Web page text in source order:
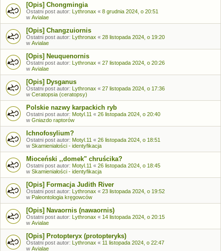
[Opis] Chongmingia
Ostatni post autor: Lythronax « 8 grudnia 2024, o 20:51
w Avialae
[Opis] Changzuiornis
Ostatni post autor: Lythronax « 28 listopada 2024, o 19:20
w Avialae
[Opis] Neuquenornis
Ostatni post autor: Lythronax « 27 listopada 2024, o 20:26
w Avialae
[Opis] Dysganus
Ostatni post autor: Lythronax « 27 listopada 2024, o 17:36
w Ceratopsia (ceratopsy)
Polskie nazwy karpackich ryb
Ostatni post autor: Motyl.11 « 26 listopada 2024, o 20:40
w Gniazdo raptorów
Ichnofosylium?
Ostatni post autor: Motyl.11 « 26 listopada 2024, o 18:51
w Skamieniałości - identyfikacja
Mioceński ,,domek" chruścika?
Ostatni post autor: Motyl.11 « 26 listopada 2024, o 18:45
w Skamieniałości - identyfikacja
[Opis] Formacja Judith River
Ostatni post autor: Lythronax « 23 listopada 2024, o 19:52
w Paleontologia kręgowców
[Opis] Navaornis (nawaornis)
Ostatni post autor: Lythronax « 14 listopada 2024, o 20:15
w Avialae
[Opis] Protopteryx (protopteryks)
Ostatni post autor: Lythronax « 11 listopada 2024, o 22:47
w Avialae